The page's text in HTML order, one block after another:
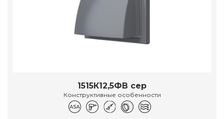
1515К12,5ФВ сер
Конструктивные особенности